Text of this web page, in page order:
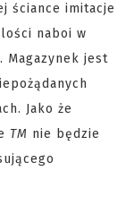
ściance imitacje
naboi w
. Magazynek jest
Jako że
TM nie będzie